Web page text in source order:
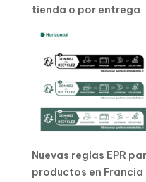
tienda o por entrega
Nuevas reglas EPR
productos en Francia